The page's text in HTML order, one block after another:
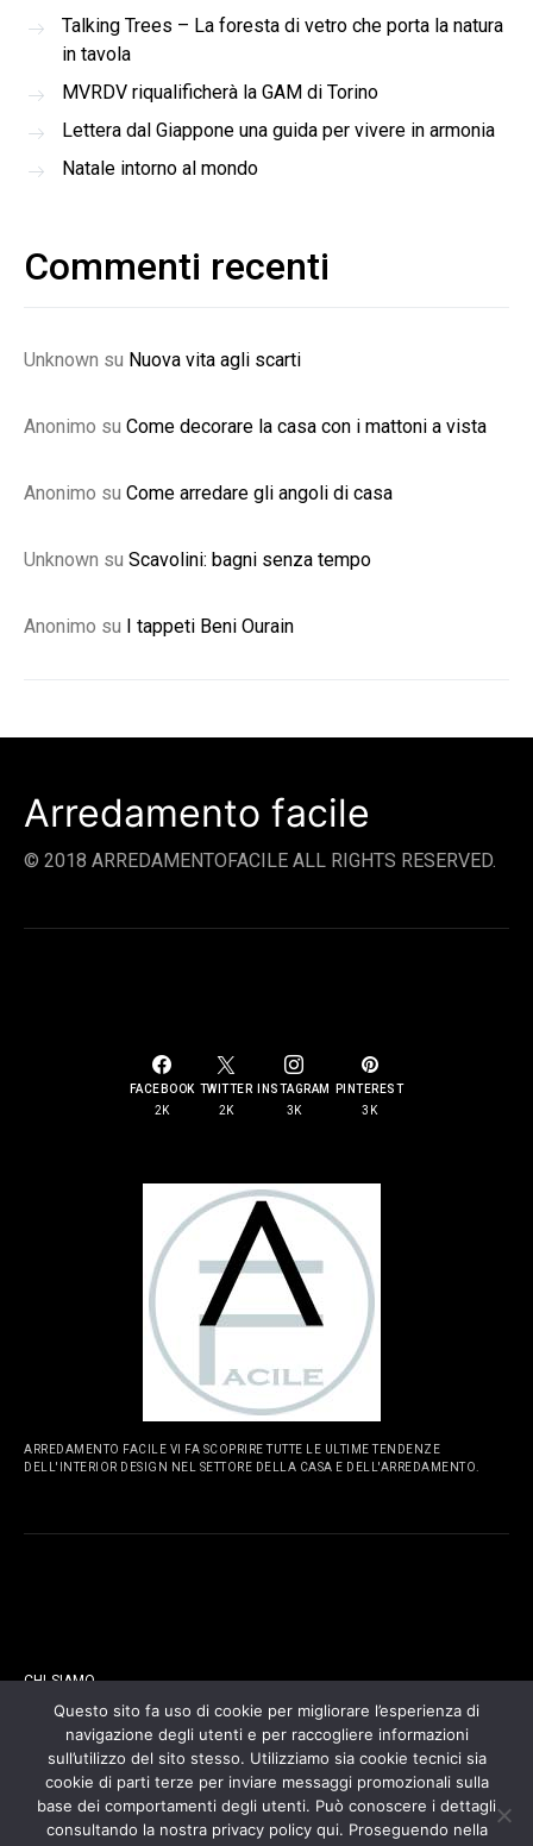
Talking Trees – La foresta di vetro che porta la natura
in tavola
MVRDV riqualificherà la GAM di Torino
Lettera dal Giappone una guida per vivere in armonia
Natale intorno al mondo
Commenti recenti
Unknown su Nuova vita agli scarti
Anonimo su Come decorare la casa con i mattoni a vista
Anonimo su Come arredare gli angoli di casa
Unknown su Scavolini: bagni senza tempo
Anonimo su I tappeti Beni Ourain
Arredamento facile
© 2018 ARREDAMENTOFACILE ALL RIGHTS RESERVED.
FACEBOOK
2K
TWITTER
2K
INSTAGRAM
3K
PINTEREST
3K
ARREDAMENTO FACILE VI FA SCOPRIRE TUTTE LE ULTIME TENDENZE
DELL'INTERIOR DESIGN NEL SETTORE DELLA CASA E DELL'ARREDAMENTO.
CHI SIAMO
CONTATTI
COOKIES POLICY
Questo sito fa uso di cookie per migliorare l’esperienza di
navigazione degli utenti e per raccogliere informazioni
sull’utilizzo del sito stesso. Utilizziamo sia cookie tecnici sia
cookie di parti terze per inviare messaggi promozionali sulla
base dei comportamenti degli utenti. Può conoscere i dettagli
consultando la nostra privacy policy qui. Proseguendo nella